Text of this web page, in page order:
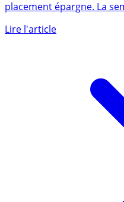
placement épargne. La